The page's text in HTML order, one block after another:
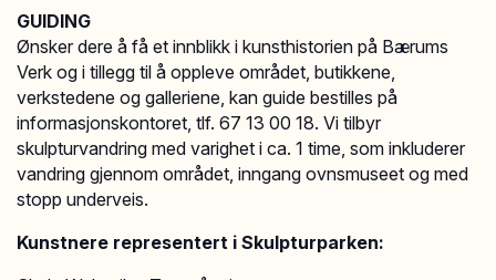
GUIDING
Ønsker dere å få et innblikk i kunsthistorien på Bærums
Verk og i tillegg til å oppleve området, butikkene,
verkstedene og galleriene, kan guide bestilles på
informasjonskontoret, tlf. 67 13 00 18. Vi tilbyr
skulpturvandring med varighet i ca. 1 time, som inkluderer
vandring gjennom området, inngang ovnsmuseet og med
stopp underveis.
Kunstnere representert i Skulpturparken: